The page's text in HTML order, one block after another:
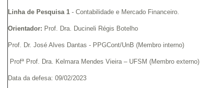
Linha de Pesquisa 1 - Contabilidade e Mercado Financeiro.
Orientador: Prof. Dra. Ducineli Régis Botelho
Prof. Dr. José Alves Dantas - PPGCont/UnB (Membro interno)
Profª Prof. Dra. Kelmara Mendes Vieira – UFSM (Membro externo)
Data da defesa: 09/02/2023